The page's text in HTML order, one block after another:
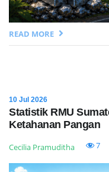
READ MORE
10 Jul 2026
Statistik RMU
Ketahanan Pangan
Cecilia Pramuditha 7